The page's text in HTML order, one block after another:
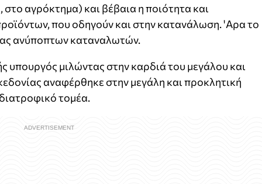
αγρόκτημα) και βέβαια η ποιότητα και
που οδηγούν και στην κατανάλωση. 'Αρα το
ανύποπτων καταναλωτών.
υπουργός μιλώντας στην καρδιά του μεγάλου και
αναφέρθηκε στην μεγάλη και προκλητική
τομέα.